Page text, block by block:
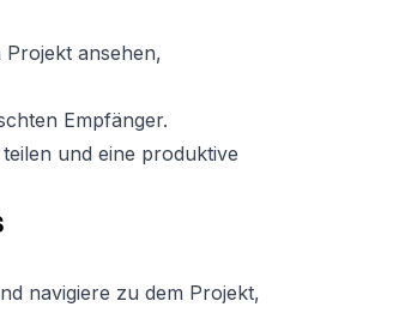
Projekt ansehen,
Empfänger.
und eine produktive
navigiere zu dem Projekt,